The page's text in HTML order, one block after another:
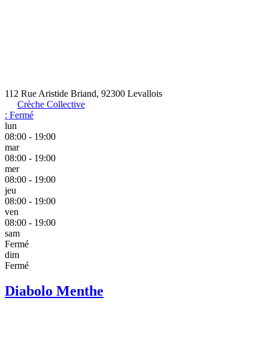
112 Rue Aristide Briand, 92300 Levallois
Crèche Collective
: Fermé
lun
08:00 - 19:00
mar
08:00 - 19:00
mer
08:00 - 19:00
jeu
08:00 - 19:00
ven
08:00 - 19:00
sam
Fermé
dim
Fermé
Diabolo Menthe